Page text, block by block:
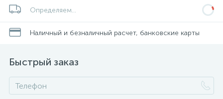
Определяем...
Наличный и безналичный расчет, банковские карты
Быстрый заказ